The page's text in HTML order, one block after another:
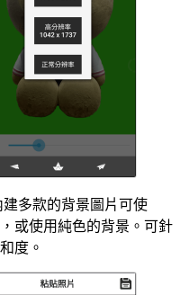
多款的背景圖片可使
或使用純色的背景。可針
度。